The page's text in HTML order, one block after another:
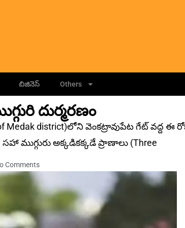
బిజినెస్ Others
దుర్మ‌ర‌ణం
Medak district)లోని వెంకట్రావుపేట గేట్‌ వద్ద ఈ
అక్కడికక్కడే ప్రాణాలు (Three
Comments